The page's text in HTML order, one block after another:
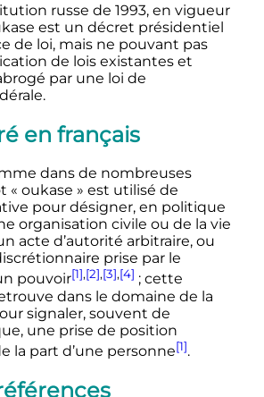
russe de 1993, en vigueur
est un décret présidentiel
de loi, mais ne pouvant pas
de lois existantes et
par une loi de
en français
dans de nombreuses
« oukase » est utilisé de
pour désigner, en politique
organisation civile ou de la vie
acte d’autorité arbitraire, ou
prise par le
pouvoir[1],[2],[3],[4] ; cette
dans le domaine de la
signaler, souvent de
une prise de position
la part d’une personne[1].